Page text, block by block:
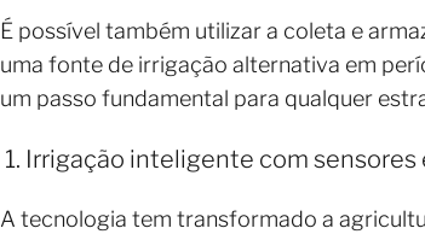
É possível também utilizar a coleta e
uma fonte de irrigação alternativa em
um passo fundamental para qualquer
1. Irrigação inteligente com sensores
A tecnologia tem transformado a